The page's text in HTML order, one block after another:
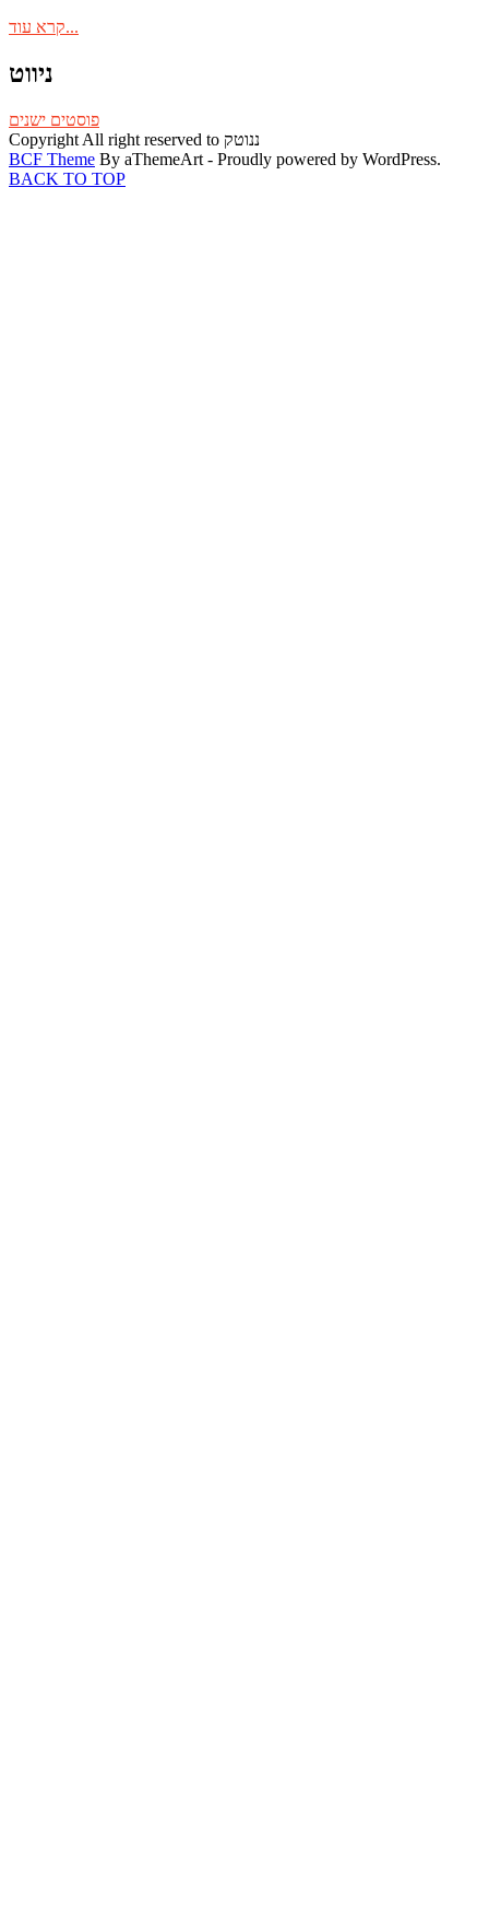
קרא עוד...
ניווט
פוסטים ישנים
Copyright All right reserved to ננוטק
BCF Theme By aThemeArt - Proudly powered by WordPress.
BACK TO TOP